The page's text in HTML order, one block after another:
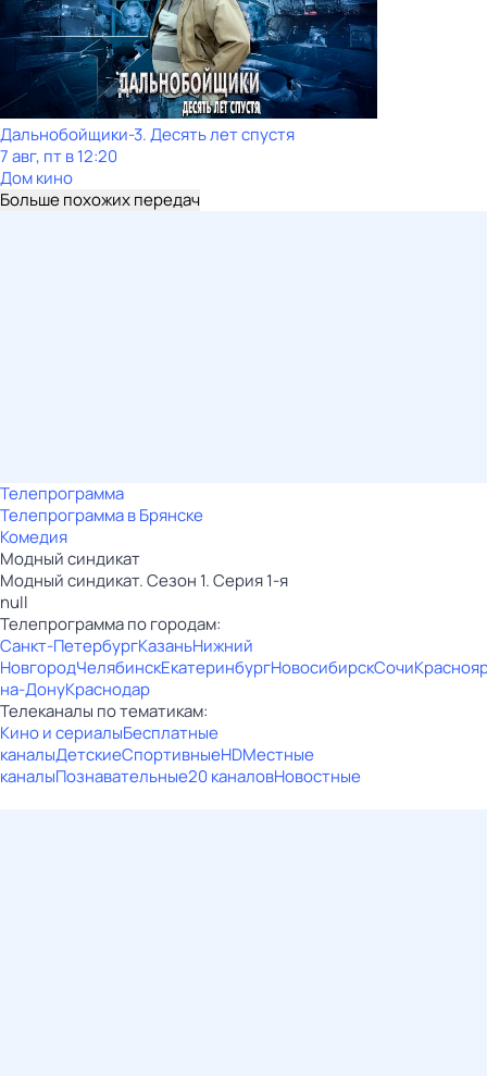
Дальнобойщики-3. Десять лет спустя
7 авг, пт в 12:20
Дом кино
Больше похожих передач
Телепрограмма
Телепрограмма в Брянске
Комедия
Модный синдикат
Модный синдикат. Сезон 1. Серия 1-я
null
Телепрограмма по городам:
Санкт-ПетербургКазаньНижний
НовгородЧелябинскЕкатеринбургНовосибирскСочи
на-ДонуКраснодар
Телеканалы по тематикам:
Кино и сериалыБесплатные
каналыДетскиеСпортивныеHDМестные
каналыПознавательные20 каналовНовостные